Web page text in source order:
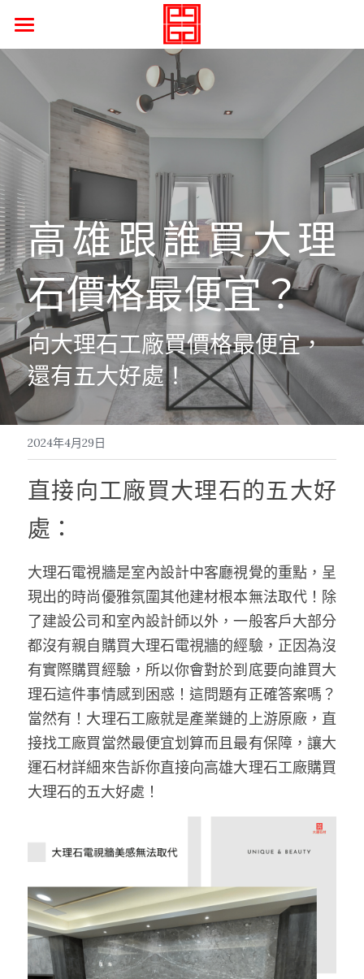
瑰麗石堂
精彩石績
寶石動畫
奢石藝術
拼花之美
品牌靈魂
甘丹流程
找到大運
高雄跟誰買大理
石價格最便宜？
向大理石工廠買價格最便宜，
還有五大好處！
2024年4月29日
直接向工廠買大理石的五大好
處：
大理石電視牆是室內設計中客廳視覺的重點，呈
現出的時尚優雅氛圍其他建材根本無法取代！除
了建設公司和室內設計師以外，一般客戶大部分
都沒有親自購買大理石電視牆的經驗，正因為沒
有實際購買經驗，所以你會對於到底要向誰買大
理石這件事情感到困惑！這問題有正確答案嗎？
當然有！大理石工廠就是產業鏈的上游原廠，直
接找工廠買當然最便宜划算而且最有保障，讓大
運石材詳細來告訴你直接向高雄大理石工廠購買
大理石的五大好處！